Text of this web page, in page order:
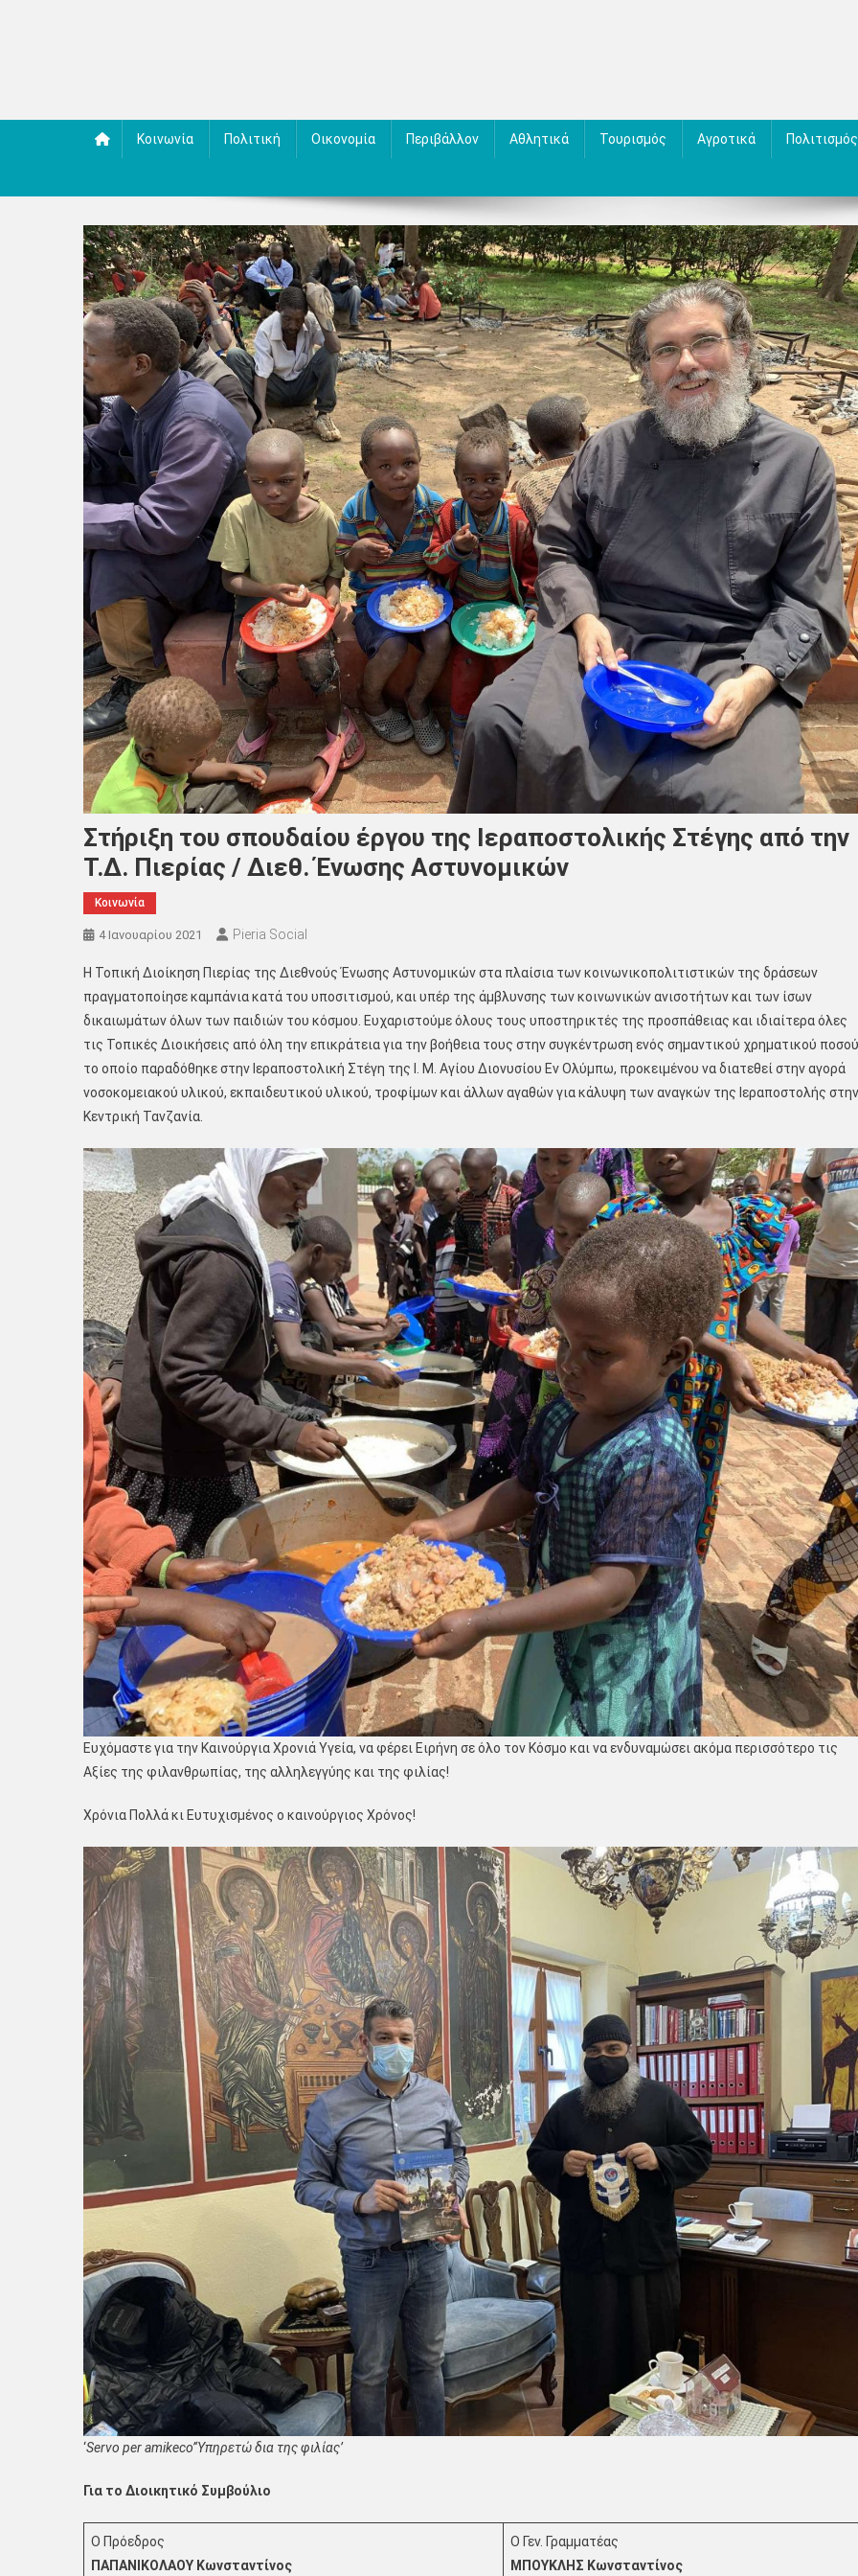
Κοινωνία Πολιτική Οικονομία Περιβάλλον Αθλητικά Τουρισμός Αγροτικά Πολιτισμός
Στήριξη του σπουδαίου έργου της Ιεραποστολικής Στέγης από την
Τ.Δ. Πιερίας / Διεθ. Ένωσης Αστυνομικών
Κοινωνία
4 Ιανουαρίου 2021 Pieria Social
Η Τοπική Διοίκηση Πιερίας της Διεθνούς Ένωσης Αστυνομικών στα πλαίσια των κοινωνικοπολιτιστικών της δράσεων
πραγματοποίησε καμπάνια κατά του υποσιτισμού, και υπέρ της άμβλυνσης των κοινωνικών ανισοτήτων και των ίσων
δικαιωμάτων όλων των παιδιών του κόσμου. Ευχαριστούμε όλους τους υποστηρικτές της προσπάθειας και ιδιαίτερα όλες
τις Τοπικές Διοικήσεις από όλη την επικράτεια για την βοήθεια τους στην συγκέντρωση ενός σημαντικού χρηματικού
το οποίο παραδόθηκε στην Ιεραποστολική Στέγη της Ι. Μ. Αγίου Διονυσίου Εν Ολύμπω, προκειμένου να διατεθεί στην αγορά
νοσοκομειακού υλικού, εκπαιδευτικού υλικού, τροφίμων και άλλων αγαθών για κάλυψη των αναγκών της Ιεραποστολής στην
Κεντρική Τανζανία.
Ευχόμαστε για την Καινούργια Χρονιά Υγεία, να φέρει Ειρήνη σε όλο τον Κόσμο και να ενδυναμώσει ακόμα περισσότερο τις
Αξίες της φιλανθρωπίας, της αλληλεγγύης και της φιλίας!
Χρόνια Πολλά κι Ευτυχισμένος ο καινούργιος Χρόνος!
‘Servo per amikeco’‘Υπηρετώ δια της φιλίας’
Για το Διοικητικό Συμβούλιο
Ο Πρόεδρος
ΠΑΠΑΝΙΚΟΛΑΟΥ Κωνσταντίνος
Ο Γεν. Γραμματέας
ΜΠΟΥΚΛΗΣ Κωνσταντίνος